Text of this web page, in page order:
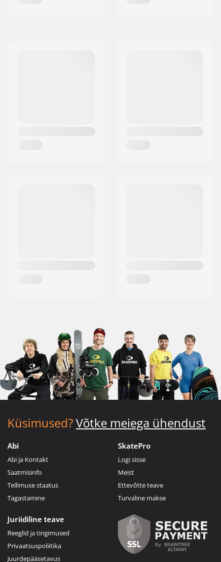
Küsimused?Võtke meiega ühendust
Abi
Abi ja Kontakt
Saatmisinfo
Tellimuse staatus
Tagastamine
SkatePro
Logi sisse
Meist
Ettevõtte teave
Turvaline makse
Juriidiline teave
Reeglid ja tingimused
Privaatsuspoliitika
Juurdepääsetavus